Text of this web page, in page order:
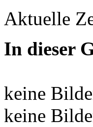
Aktuelle
In dieser
keine
keine